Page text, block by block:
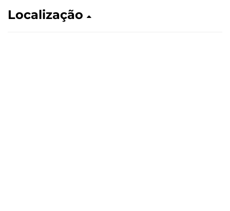
Localização